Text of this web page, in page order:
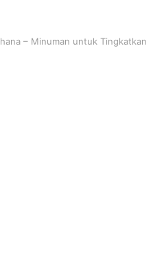
– Minuman untuk Tingkatkan